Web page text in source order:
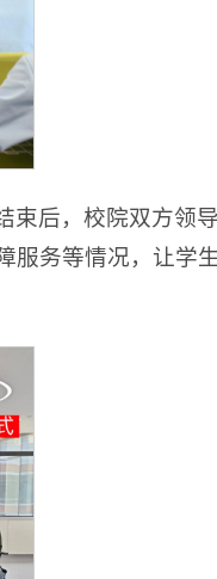
束后，校院双方领
服务等情况，让学